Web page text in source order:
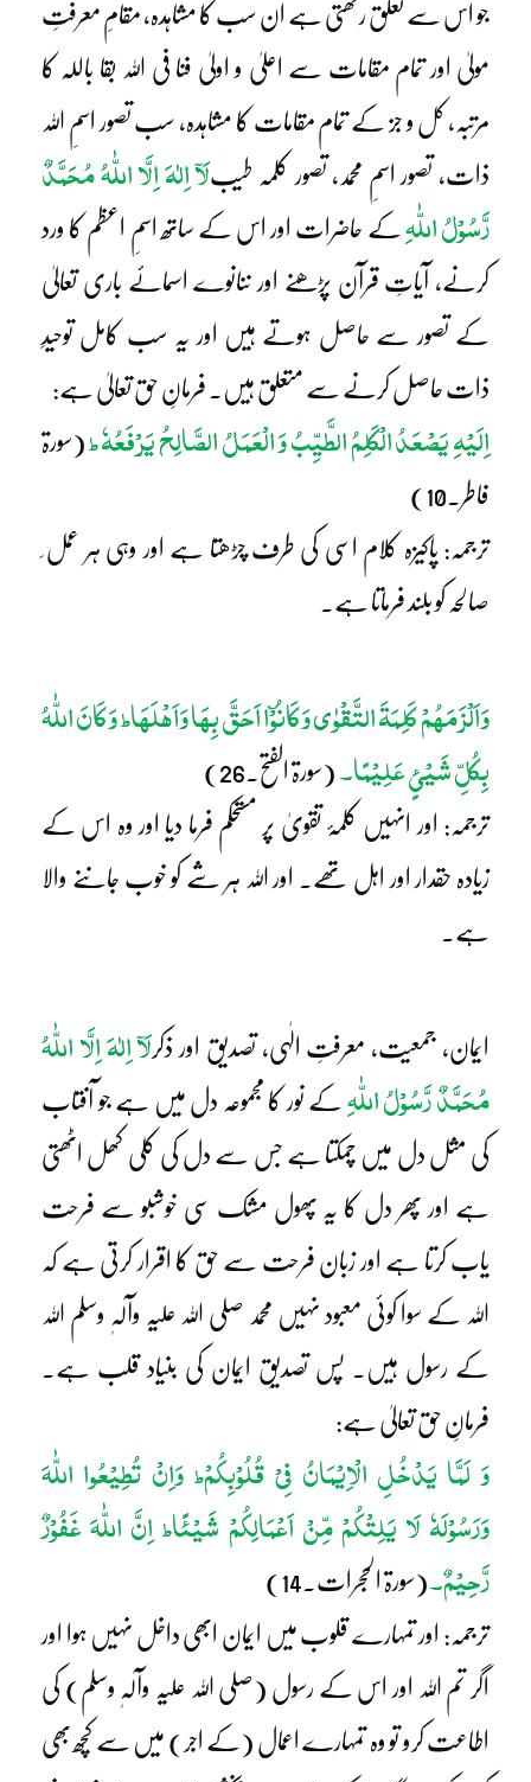
جو اس سے تعلق رکھتی ہے ان سب کا مشاہدہ، مقامِ معرفتِ
مولیٰ اور تمام مقامات سے اعلیٰ و اولیٰ فنا فی اللہ بقا باللہ کا
مرتبہ، کل و جز کے تمام مقامات کا مشاہدہ، سب تصور اسمِ اللہ
ذات، تصور اسمِ محمد، تصور کلمہ طیبلَآ اِلٰہَ اِلَّا اللّٰہُ مُحَمَّدٌ
رَّسُوْلُ اللّٰہِ
کے حاضرات اور اس کے ساتھ اسمِ اعظم کا ورد
کرنے، آیاتِ قرآن پڑھنے اور ننانوے اسمائے باری تعالیٰ
کے تصور سے حاصل ہوتے ہیں اور یہ سب کامل توحیدِ
ذات حاصل کرنے سے متعلق ہیں۔ فرمانِ حق تعالیٰ ہے:
اِلَیْہِ یَصْعَدُ الْکَلِمُ الطَّیِّبُ وَ الْعَمَلُ الصَّالِحُ یَرْفَعُہٗط(سورۃ
فاطر۔10)
ترجمہ: پاکیزہ کلام اسی کی طرف چڑھتا ہے اور وہی ہر عمل ِ
صالحہ کو بلند فرماتا ہے۔
وَاَلْزَمَھُمْ کَلِمَۃَ التَّقْوٰی وَکَانُوْٓا اَحَقَّ بِھَا وَاَھْلَھَاطوَکَانَ اللّٰہُ
بِکُلِّ شَیْئٍ عَلِیْمًا۔ (سورۃ الفتح۔26)
ترجمہ: اور انہیں کلمۂ تقویٰ پر مستحکم فرما دیا اور وہ اس کے
زیادہ حقدار اور اہل تھے۔ اور اللہ ہر شے کو خوب جاننے والا
ہے۔
ایمان، جمعیت، معرفتِ الٰہی، تصدیق اور ذکرلَآ اِلٰہَ اِلَّا اللّٰہُ
مُحَمَّدٌ رَّسُوْلُ اللّٰہِ
کے نور کا مجموعہ دل میں ہے جو آفتاب
کی مثل دل میں چمکتا ہے جس سے دل کی کلی کھل اٹھتی
ہے اور پھر دل کا یہ پھول مشک سی خوشبو سے فرحت
یاب کرتا ہے اور زبان فرحت سے حق کا اقرار کرتی ہے کہ
اللہ کے سوا کوئی معبود نہیں محمد صلی اللہ علیہ وآلہٖ وسلم اللہ
کے رسول ہیں۔ پس تصدیقِ ایمان کی بنیاد قلب ہے۔
فرمانِ حق تعالیٰ ہے:
وَ لَمَّا یَدْخُلِ الْاِیْمَانُ فِیْ قُلُوْبِکُمْطوَاِنْ تُطِیْعُوا اللّٰہَ
وَرَسُوْلَہٗ لَا یَلِتْکُمْ مِّنْ اَعْمَالِکُمْ شَیْئًاطاِنَّ اللّٰہَ غَفُوْرٌ
رَّحِیْمٌ۔(سورۃ الحجرات۔14)
ترجمہ: اور تمہارے قلوب میں ایمان ابھی داخل نہیں ہوا اور
اگر تم اللہ اور اس کے رسول (صلی اللہ علیہ وآلہٖ وسلم) کی
اطاعت کرو تو وہ تمہارے اعمال (کے اجر) میں سے کچھ بھی